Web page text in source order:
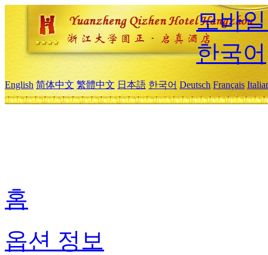
모바
한국어
English 简体中文 繁體中文 日本語 한국어 Deutsch Français
홈
옵션 정보